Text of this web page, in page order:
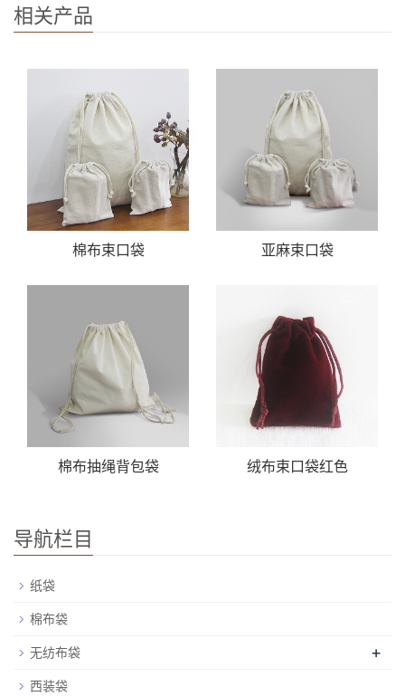
相关产品
棉布束口袋 亚麻束口袋
棉布抽绳背包袋 绒布束口袋红色
导航栏目
纸袋
棉布袋
无纺布袋
+
西装袋